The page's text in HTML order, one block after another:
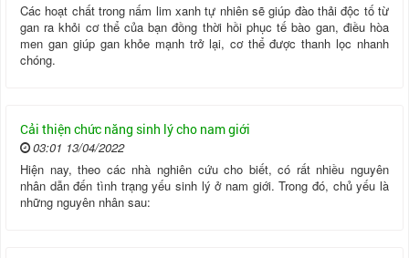
Các hoạt chất trong nấm lim xanh tự nhiên sẽ giúp đào thải độc tố từ
gan ra khỏi cơ thể của bạn đồng thời hồi phục tế bào gan, điều hòa
men gan giúp gan khỏe mạnh trở lại, cơ thể được thanh lọc nhanh
chóng.
Cải thiện chức năng sinh lý cho nam giới
03:01 13/04/2022
Hiện nay, theo các nhà nghiên cứu cho biết, có rất nhiều nguyên
nhân dẫn đến tình trạng yếu sinh lý ở nam giới. Trong đó, chủ yếu là
những nguyên nhân sau: